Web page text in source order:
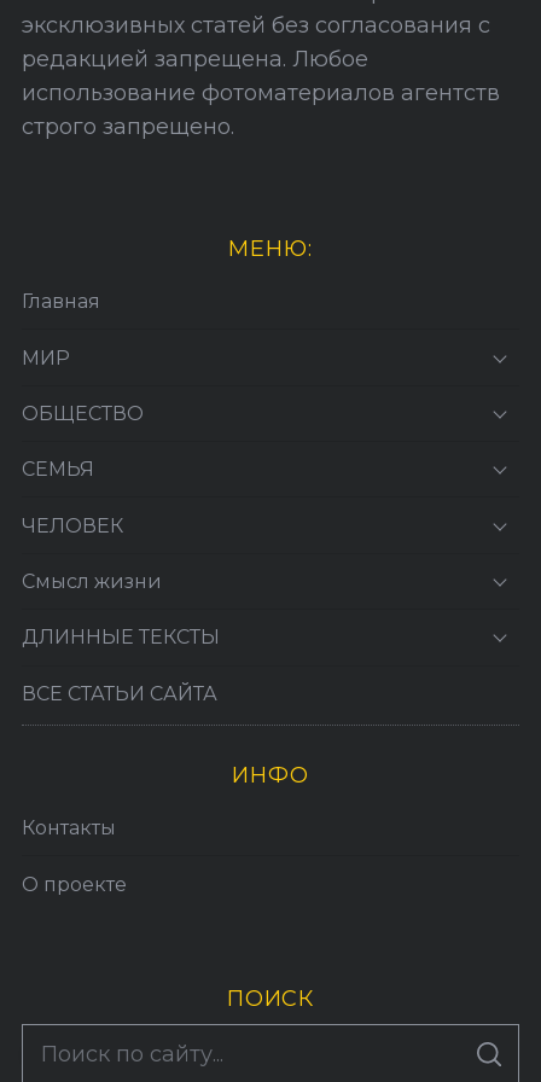
эксклюзивных статей без согласования с
редакцией запрещена. Любое
использование фотоматериалов агентств
строго запрещено.
МЕНЮ:
Главная
МИР
ОБЩЕСТВО
СЕМЬЯ
ЧЕЛОВЕК
Смысл жизни
ДЛИННЫЕ ТЕКСТЫ
ВСЕ СТАТЬИ САЙТА
ИНФО
Контакты
О проекте
ПОИСК
S
По авторам